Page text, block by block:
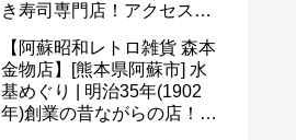
き寿司専門店！アクセス・
など(^v^)
【阿蘇昭和レトロ雑貨 森本
金物店】[熊本県阿蘇市] 水
基めぐり | 明治35年(1902
年)創業の昔ながらの店！ア